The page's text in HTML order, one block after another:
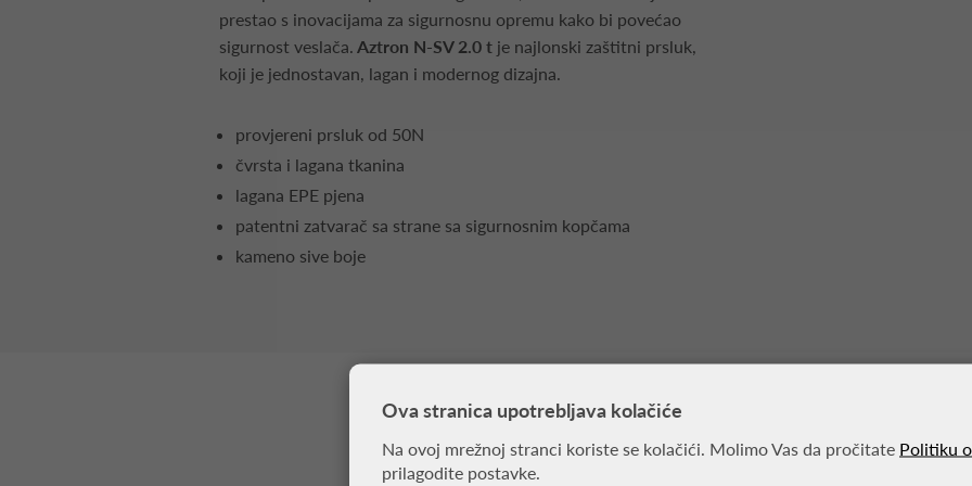
prestao s inovacijama za sigurnosnu opremu kako bi povećao
sigurnost veslača. Aztron N-SV 2.0 t je najlonski zaštitni prsluk,
koji je jednostavan, lagan i modernog dizajna.
provjereni prsluk od 50N
čvrsta i lagana tkanina
lagana EPE pjena
patentni zatvarač sa strane sa sigurnosnim kopčama
kameno sive boje
MOŽDA VAS ZANIMA
Ova stranica upotrebljava kolačiće
Na ovoj mrežnoj stranci koriste se kolačići. Molimo Vas da pročitate Politiku
prilagodite postavke.